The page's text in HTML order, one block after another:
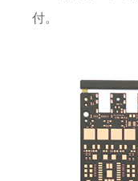
付。